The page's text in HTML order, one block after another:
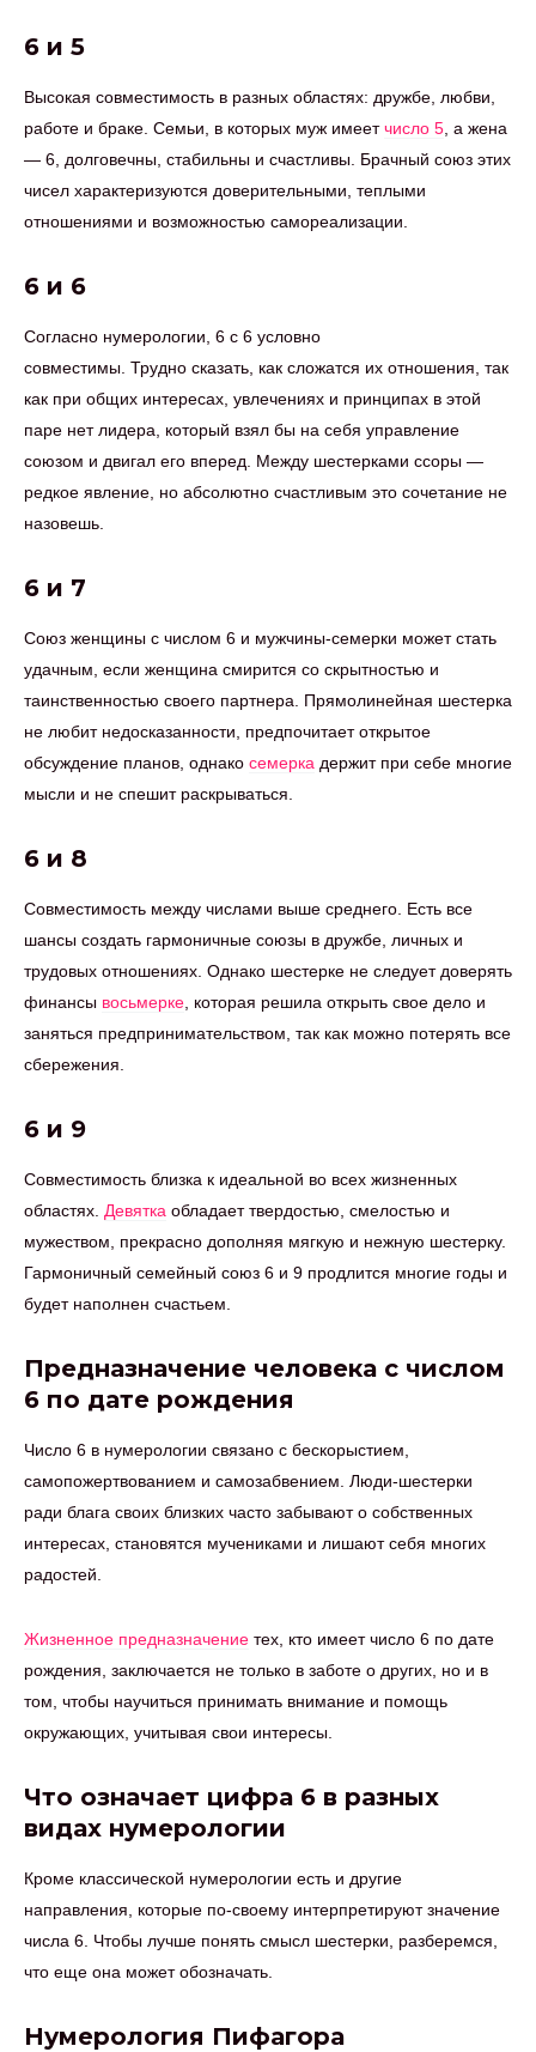
6 и 5
Высокая совместимость в разных областях: дружбе, любви,
работе и браке. Семьи, в которых муж имеетчисло 5 , а жена
— 6, долговечны, стабильны и счастливы. Брачный союз этих
чисел характеризуются доверительными, теплыми
отношениями и возможностью самореализации.
6 и 6
Согласно нумерологии, 6 с 6 условно
совместимы. Трудно сказать, как сложатся их отношения, так
как при общих интересах, увлечениях и принципах в этой
паре нет лидера, который взял бы на себя управление
союзом и двигал его вперед. Между шестерками ссоры —
редкое явление, но абсолютно счастливым это сочетание не
назовешь.
6 и 7
Союз женщины с числом 6 и мужчины-семерки может стать
удачным, если женщина смирится со скрытностью и
таинственностью своего партнера. Прямолинейная шестерка
не любит недосказанности, предпочитает открытое
обсуждение планов, однако семерка держит при себе многие
мысли и не спешит раскрываться.
6 и 8
Совместимость между числами выше среднего. Есть все
шансы создать гармоничные союзы в дружбе, личных и
трудовых отношениях. Однако шестерке не следует доверять
финансы восьмерке , которая решила открыть свое дело и
заняться предпринимательством, так как можно потерять все
сбережения.
6 и 9
Совместимость близка к идеальной во всех жизненных
областях. Девятка обладает твердостью, смелостью и
мужеством, прекрасно дополняя мягкую и нежную шестерку.
Гармоничный семейный союз 6 и 9 продлится многие годы и
будет наполнен счастьем.
Предназначение человека с числом
6 по дате рождения
Число 6 в нумерологии связано с бескорыстием,
самопожертвованием и самозабвением. Люди-шестерки
ради блага своих близких часто забывают о собственных
интересах, становятся мучениками и лишают себя многих
радостей.
Жизненное предназначение тех, кто имеет число 6 по дате
рождения, заключается не только в заботе о других, но и в
том, чтобы научиться принимать внимание и помощь
окружающих, учитывая свои интересы.
Что означает цифра 6 в разных
видах нумерологии
Кроме классической нумерологии есть и другие
направления, которые по-своему интерпретируют значение
числа 6. Чтобы лучше понять смысл шестерки, разберемся,
что еще она может обозначать.
Нумерология Пифагора